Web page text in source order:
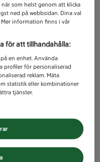
som helst genom att klicka
ned på webbsidan. Dina val
information finns i vår
för att tillhandahålla:
en enhet. Använda
profiler för personaliserad
reklam. Mäta
statistik eller kombinationer
tjänster.